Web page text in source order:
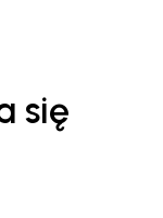
się